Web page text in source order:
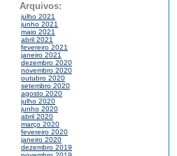
Arquivos:
julho 2021
junho 2021
maio 2021
abril 2021
fevereiro 2021
janeiro 2021
dezembro 2020
novembro 2020
outubro 2020
setembro 2020
agosto 2020
julho 2020
junho 2020
abril 2020
março 2020
fevereiro 2020
janeiro 2020
dezembro 2019